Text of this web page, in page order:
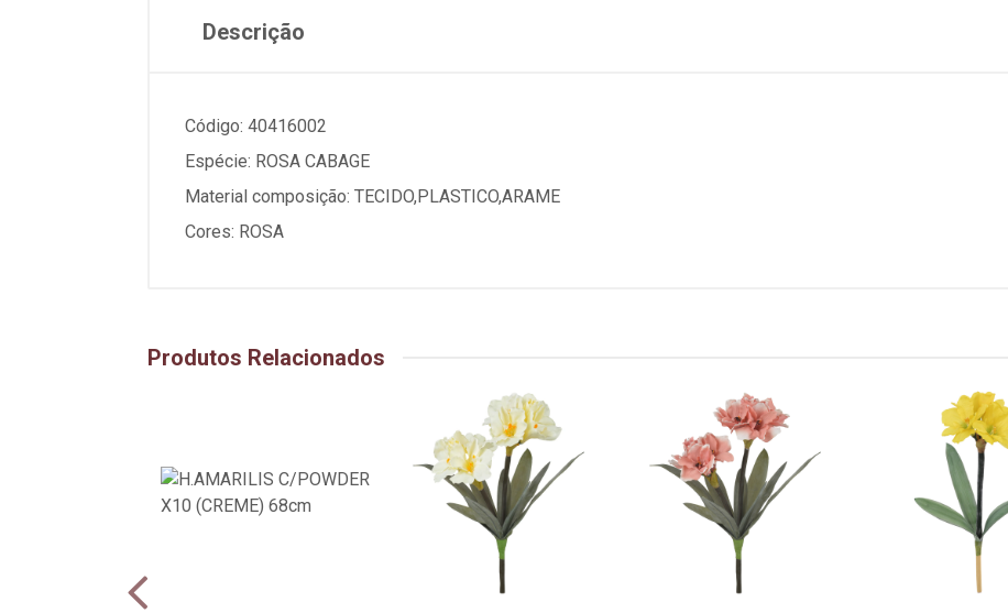
Descrição
Código: 40416002
Espécie: ROSA CABAGE
Material composição: TECIDO,PLASTICO,ARAME
Cores: ROSA
Produtos Relacionados